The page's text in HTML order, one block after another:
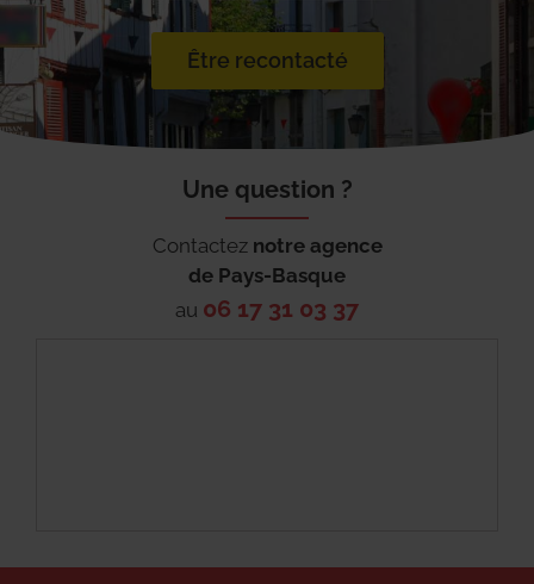
Être recontacté
Une question ?
Contactez notre agence
de Pays-Basque
au 06 17 31 03 37